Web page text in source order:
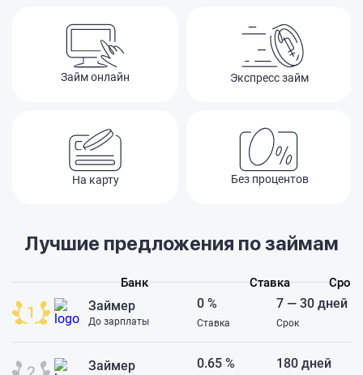
платите. Такое
клиентов
деньги на
услугах. В
связываться!
Займ онлайн Экспресс займ
На карту Без процентов
Лучшие предложения по займам
Банк Ставка Срок
Займер
До зарплаты
0 %
Ставка
7 — 30 дней
Срок
Займер 0.65 % 180 дней